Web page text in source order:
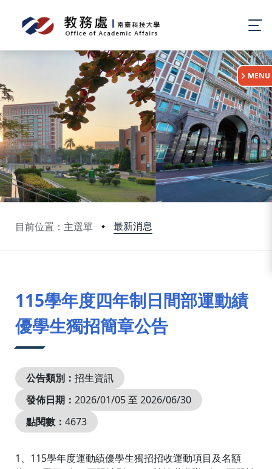
目前位置：主選單 最新消息
:::
MENU
115學年度四年制日間部運動績
優學生獨招簡章公告
公告類別： 招生資訊
發佈日期： 2026/01/05 至 2026/06/30
點閱數： 4673
1、115學年度運動績優學生獨招招收運動項目及名額